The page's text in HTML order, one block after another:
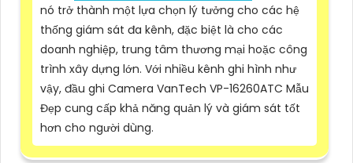
nó trở thành một lựa chọn lý tưởng cho các hệ
thống giám sát đa kênh, đặc biệt là cho các
doanh nghiệp, trung tâm thương mại hoặc công
trình xây dựng lớn. Với nhiều kênh ghi hình như
vậy, đầu ghi Camera VanTech VP-16260ATC Mẫu
Đẹp cung cấp khả năng quản lý và giám sát tốt
hơn cho người dùng.